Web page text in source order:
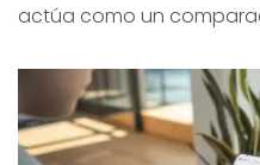
actúa como un